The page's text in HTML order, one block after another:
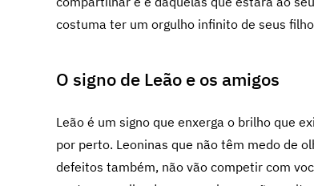
costuma ter um orgulho infinito de seus
O signo de Leão e os amigos
Leão é um signo que enxerga o brilho que
por perto. Leoninas que não têm medo de
defeitos também, não vão competir com